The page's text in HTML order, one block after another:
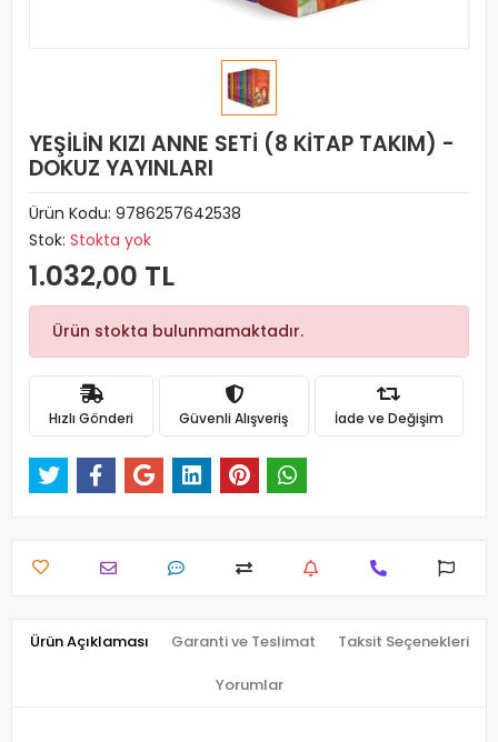
YEŞİLİN KIZI ANNE SETİ (8 KİTAP TAKIM) -
DOKUZ YAYINLARI
Ürün Kodu: 9786257642538
Stok: Stokta yok
1.032,00 TL
Ürün stokta bulunmamaktadır.
Hızlı Gönderi Güvenli Alışveriş İade ve Değişim
Ürün Açıklaması Garanti ve Teslimat Taksit Seçenekleri
Yorumlar